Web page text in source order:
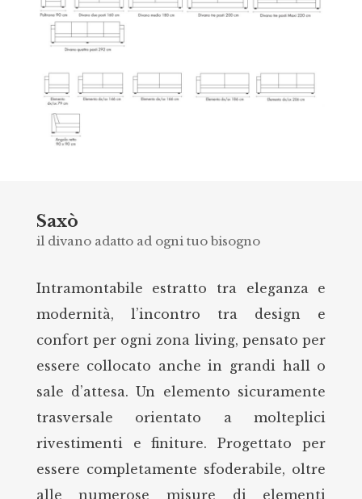
Saxò
il divano adatto ad ogni tuo bisogno
Intramontabile estratto tra eleganza e
modernità, l’incontro tra design e
confort per ogni zona living, pensato per
essere collocato anche in grandi hall o
sale d’attesa. Un elemento sicuramente
trasversale orientato a molteplici
rivestimenti e finiture. Progettato per
essere completamente sfoderabile, oltre
alle numerose misure di elementi